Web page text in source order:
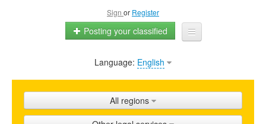
Sign or Register
Posting your classified
Home
Shops
Language: English
All regions